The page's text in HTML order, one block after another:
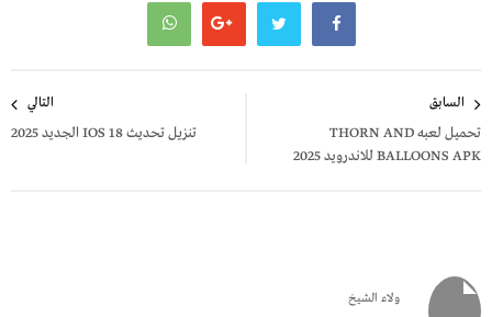
المقالات
السابق
تحميل لعبه THORN AND
BALLOONS APK للاندرويد 2025
التالي
تنزيل تحديث 18 IOS الجديد 2025
ولاء الشيخ